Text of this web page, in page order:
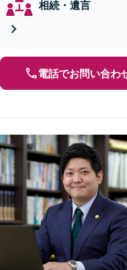
相続・遺言
電話でお問い合わ